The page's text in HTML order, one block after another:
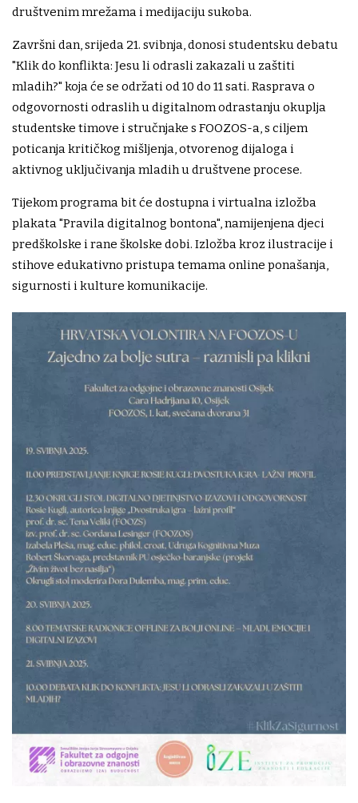
društvenim mrežama i medijaciju sukoba.
Završni dan, srijeda 21. svibnja, donosi studentsku debatu
"Klik do konflikta: Jesu li odrasli zakazali u zaštiti
mladih?" koja će se održati od 10 do 11 sati. Rasprava o
odgovornosti odraslih u digitalnom odrastanju okuplja
studentske timove i stručnjake s FOOZOS-a, s ciljem
poticanja kritičkog mišljenja, otvorenog dijaloga i
aktivnog uključivanja mladih u društvene procese.
Tijekom programa bit će dostupna i virtualna izložba
plakata "Pravila digitalnog bontona", namijenjena djeci
predškolske i rane školske dobi. Izložba kroz ilustracije i
stihove edukativno pristupa temama online ponašanja,
sigurnosti i kulture komunikacije.